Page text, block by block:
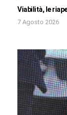
Viabilità, le
7 Agosto 2026